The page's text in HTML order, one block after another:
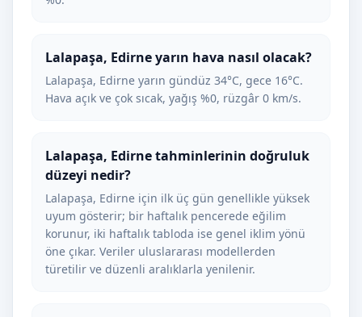
Lalapaşa, Edirne yarın hava nasıl olacak?
Lalapaşa, Edirne yarın gündüz 34°C, gece 16°C.
Hava açık ve çok sıcak, yağış %0, rüzgâr 0 km/s.
Lalapaşa, Edirne tahminlerinin doğruluk
düzeyi nedir?
Lalapaşa, Edirne için ilk üç gün genellikle yüksek
uyum gösterir; bir haftalık pencerede eğilim
korunur, iki haftalık tabloda ise genel iklim yönü
öne çıkar. Veriler uluslararası modellerden
türetilir ve düzenli aralıklarla yenilenir.